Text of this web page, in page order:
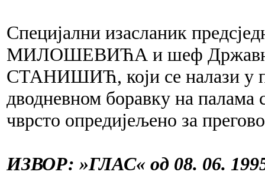
Специјални изасланик
МИЛОШЕВИЋА и шеф Државне
СТАНИШИЋ, који се налази у
дводневном боравку на палама
чврсто опредијељено за
ИЗВОР: »ГЛАС« од 08. 06.